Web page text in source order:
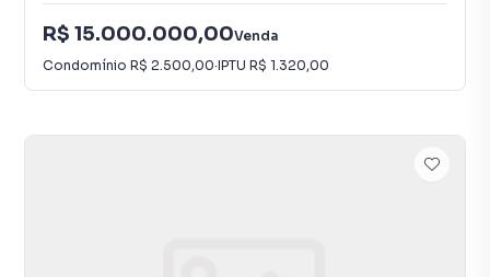
R$ 15.000.000,00Venda
Condomínio R$ 2.500,00·IPTU R$ 1.320,00